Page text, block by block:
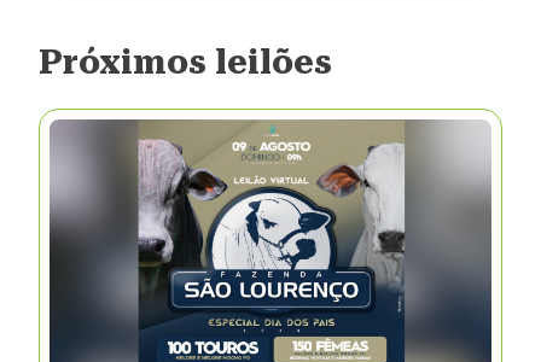
Próximos leilões